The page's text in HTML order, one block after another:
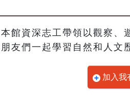
館資深志工帶領以觀察、
友們一起學習自然和人文
加入我